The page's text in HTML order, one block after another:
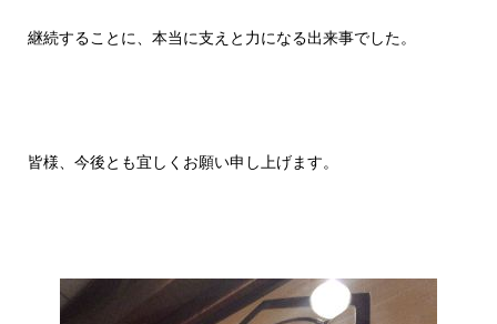
継続することに、本当に支えと力になる出来事でした。
皆様、今後とも宜しくお願い申し上げます。